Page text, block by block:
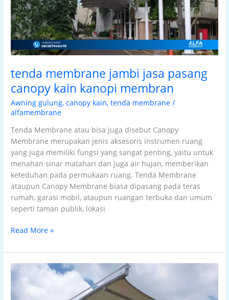
tenda membrane jambi jasa pasang
canopy kain kanopi membran
Awning gulung,canopy kain,tenda membrane /
alfamembrane
Tenda Membrane atau bisa juga disebut Canopy
Membrane merupakan jenis aksesoris instrumen ruang
yang juga memiliki fungsi yang sangat penting, yaitu untuk
menahan sinar matahari dan juga air hujan, memberikan
keteduhan pada permukaan ruang. Tenda Membrane
ataupun Canopy Membrane biasa dipasang pada teras
rumah, garasi mobil, ataupun ruangan terbuka dan umum
seperti taman publik, lokasi
Read More »
Tenda
makassar